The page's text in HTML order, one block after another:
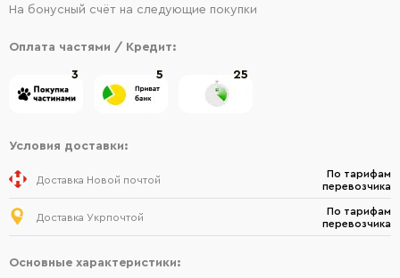
На бонусный счёт на следующие покупки
Оплата частями / Кредит:
3 5 25
Условия доставки:
Доставка Новой почтой
По тарифам
перевозчика
Доставка Укрпочтой
По тарифам
перевозчика
Основные характеристики: